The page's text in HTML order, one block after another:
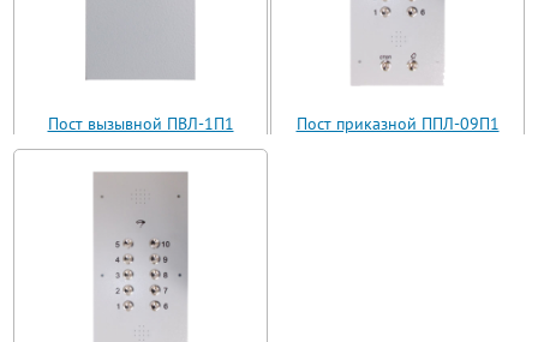
Пост вызывной ПВЛ-1П1
(ВП11-1)
Пост приказной ППЛ-09П1